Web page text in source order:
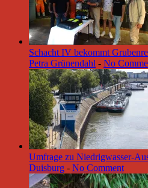
Schacht IV bekommt
Petra Grünendahl - No
Umfrage zu Niedrigwasser-
Duisburg - No Comment